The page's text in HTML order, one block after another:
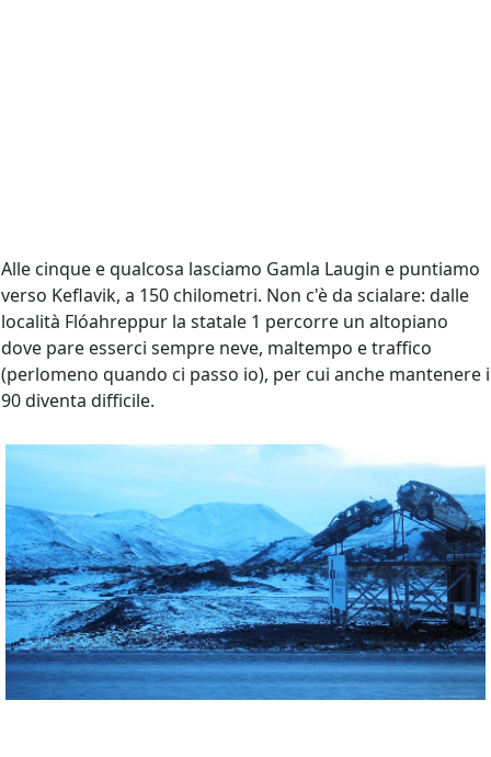
Alle cinque e qualcosa lasciamo Gamla Laugin e puntiamo
verso Keflavik, a 150 chilometri. Non c'è da scialare: dalle
località Flóahreppur la statale 1 percorre un altopiano
dove pare esserci sempre neve, maltempo e traffico
(perlomeno quando ci passo io), per cui anche mantenere i
90 diventa difficile.